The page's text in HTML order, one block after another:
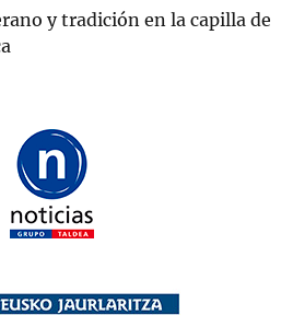
y tradición en la capilla de